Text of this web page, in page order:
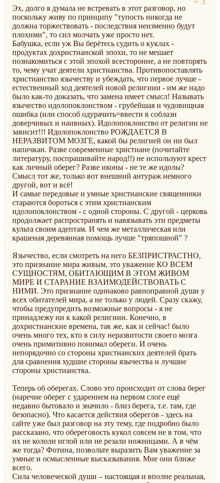
Эх, долго я думала не встревать в этот разговор, но
поскольку живу по принципу "тупость никогда не
должна торжествовать - последствия неизменно будут
плохими", то сил молчать уже просто нет.
Бабушка, если уж Вы берётесь судить о куклах -
продуктах дохристианской эпохи, то не мешает
познакомиться с этой эпохой всесторонне, а не повторять
то, чему учат деятели христианства. Противопоставлять
христианство язычеству и убеждать, что первое лучше -
естественный ход деятелей новой религиии - им же надо
было как-то доказать, что замена имеет смысл! Называть
язычество идолопоклонством - грубейшая и чудовищная
ошибка (или способ одурачить=ввести в соблазн
доверчивых и наивных). Идолопоклонство от религии не
зависит!!! Идолопоклонство РОЖДАЕТСЯ В
НЕРАЗВИТОМ МОЗГЕ, какой бы религией он ни был
напичкан. Разве современные христиане (почитайте
литературу, поспрашивайте народ!!) не используют крест
как личный оберег? Разве иконы - не те же идолы?
Смысл тот же, только вот внешний антураж немного
другой, вот и всё!
И самые передовые и умные христианские священники
стараются бороться с этим христианским
идолопоклонством - с одной стороны. С другой - церковь
продолжает распространять и навязывать эти предметы
культа своим адептам. И чем же металлическая или
крашеная деревянная помощь лучше "тряпошной" ?
Язычество, если смотреть на него БЕЗПРИСТРАСТНО,
это признание мира живым, это уважение КО ВСЕМ
СУЩНОСТЯМ, ОБИТАЮЩИМ В ЭТОМ ЖИВОМ
МИРЕ И СТАРАНИЕ ВЗАИМОДЕЙСТВОВАТЬ С
НИМИ. Это признание одинаково равноправной души у
всех обитателей мира, а не только у людей. Сразу скажу,
чтобы предупредить возможные вопросы - я не
принадлежу ни к какой религиии. Конечно, в
дохристианские времена, так же, как и сейчас! было
очень много тех, кто в силу неразвитости своего мозга
очень примитивно понимал обереги. И очень
непорядочно со стороны христианских деятелей брать
для сравнения худшие стороны язычества и лучшие
стороны христианства.
Теперь об оберегах. Слово это происходит от слова берег
(наречие оберег с ударением на первом слоге ещё
недавно бытовало и значило - близ берега, т.е. там, где
безопасно). Что касается действия оберегов - здесь на
сайте уже был разговор на эту тему, где подробно было
рассказано, что обереговость кукол совсем не в том, что
их не кололи иглой или не резали ножницами. А в чём
же тогда? Фотина, позвольте выразить Вам уважение за
умные и осмысленные высказывания. Мне они ближе
всего.
Сила человеческой души – настоящая и вполне реальная,